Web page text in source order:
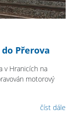
Přerova
v Hranicích na
motorový
číst dále